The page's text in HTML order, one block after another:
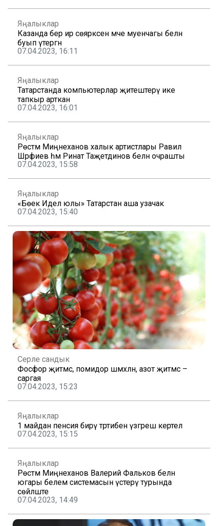
Яңалыклар
Казанда бер ир сөяркәсен мәче муенчагы белән
буып үтергән
07.04.2023, 16:11
Яңалыклар
Татарстанда компьютерлар җитештерү ике
тапкыр арткан
07.04.2023, 16:01
Яңалыклар
Рөстәм Миңнеханов халык артистлары Равил
Шәрәфиев һәм Ринат Таҗетдинов белән очрашты
07.04.2023, 15:58
Яңалыклар
«Бөек Идел юлы» Татарстан аша узачак
07.04.2023, 15:40
Серле сандык
Фосфор җитмәсә, помидор шәмәхәләнә, азот җитмәсә –
саргая
07.04.2023, 15:23
Яңалыклар
1 майдан пенсия бирү тәртибенә үзгәреш кертелә
07.04.2023, 15:15
Яңалыклар
Рөстәм Миңнеханов Валерий Фальков белән
югары белем системасын үстерү турында
сөйләште
07.04.2023, 14:49